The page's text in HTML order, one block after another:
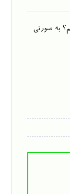
به صورتی